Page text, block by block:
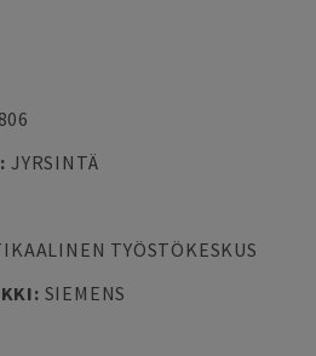
: JYRSINTÄ
TYÖSTÖKESKUS
: SIEMENS